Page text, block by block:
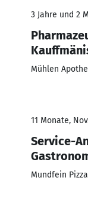
3 Jahre und 2
Mühlen
11 Monate,
Service-
Mundfein